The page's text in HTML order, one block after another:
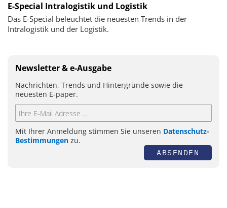
E-Special Intralogistik und Logistik
Das E-Special beleuchtet die neuesten Trends in der
Intralogistik und der Logistik.
Newsletter & e-Ausgabe
Nachrichten, Trends und Hintergründe sowie die
neuesten E-paper.
Mit Ihrer Anmeldung stimmen Sie unseren Datenschutz-
Bestimmungen zu.
ABSENDEN